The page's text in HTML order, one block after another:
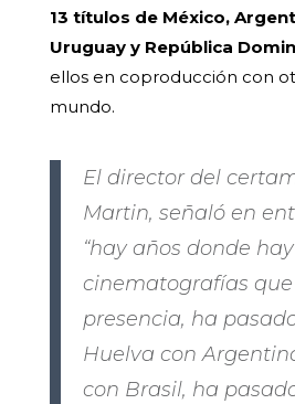
13 títulos de México,
Uruguay y República
ellos en coproducción con
mundo.
El director del
Martin, señaló en
“hay años donde hay
cinematografías
presencia, ha
Huelva con
con Brasil, ha